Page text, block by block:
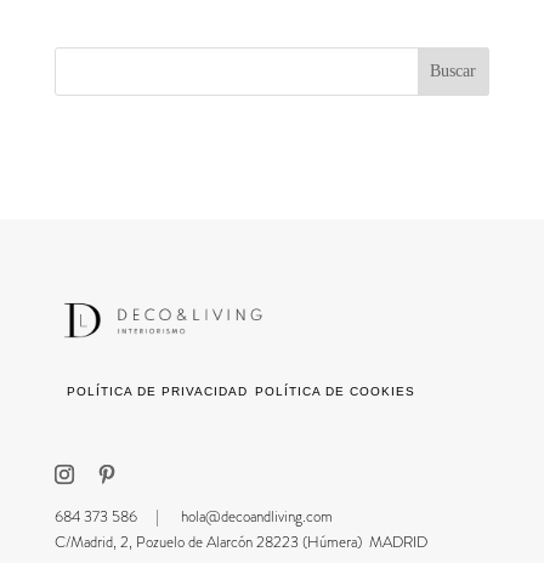
POLÍTICA DE PRIVACIDAD POLÍTICA DE COOKIES
684 373 586 | hola@decoandliving.com
C/Madrid, 2, Pozuelo de Alarcón 28223 (Húmera) MADRID